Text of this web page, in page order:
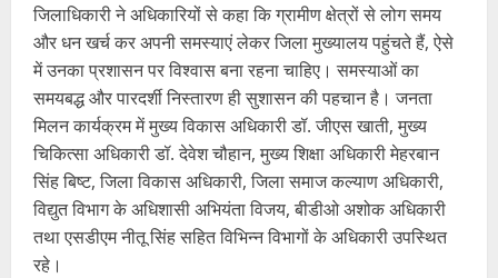
जिलाधिकारी ने अधिकारियों से कहा कि ग्रामीण क्षेत्रों से लोग समय
और धन खर्च कर अपनी समस्याएं लेकर जिला मुख्यालय पहुंचते हैं, ऐसे
में उनका प्रशासन पर विश्वास बना रहना चाहिए। समस्याओं का
समयबद्ध और पारदर्शी निस्तारण ही सुशासन की पहचान है। जनता
मिलन कार्यक्रम में मुख्य विकास अधिकारी डॉ. जीएस खाती, मुख्य
चिकित्सा अधिकारी डॉ. देवेश चौहान, मुख्य शिक्षा अधिकारी मेहरबान
सिंह बिष्ट, जिला विकास अधिकारी, जिला समाज कल्याण अधिकारी,
विद्युत विभाग के अधिशासी अभियंता विजय, बीडीओ अशोक अधिकारी
तथा एसडीएम नीतू सिंह सहित विभिन्न विभागों के अधिकारी उपस्थित
रहे।